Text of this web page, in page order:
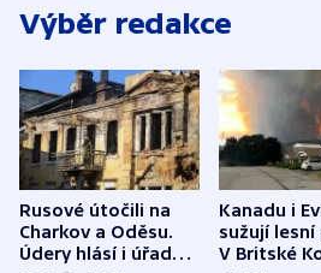
Výběr redakce
Rusové útočili na
Charkov a Oděsu.
Údery hlásí i úřady v
Kanadu i
sužují lesní
V Britské